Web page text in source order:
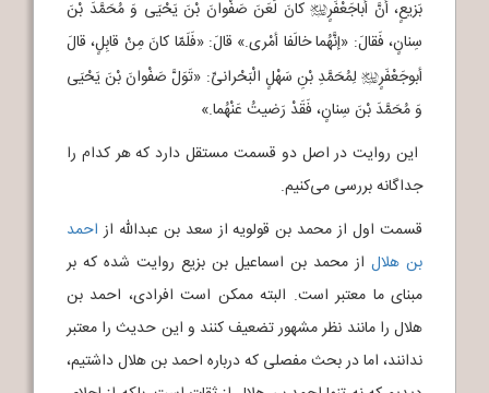
بَزیعٍ، أنَّ أباجَعْفَرٍj کانَ لَعَنَ صَفْوانَ بْنَ یَحْیَی وَ مُحَمَّدَ بْنَ
سِنانٍ، فَقالَ: «إنَّهُما خالَفا أمْری.» قالَ: «فَلَمّا کانَ مِنْ قابِلٍ، قالَ
أبوجَعْفَرٍj لِمُحَمَّدِ بْنِ سَهْلٍ الْبَحْرانیِّ: «تَوَلَّ صَفْوانَ بْنَ یَحْیَی
وَ مُحَمَّدَ بْنَ سِنانٍ، فَقَدْ رَضیتُ عَنْهُما.»
این روایت در اصل دو قسمت مستقل دارد که هر کدام را
جداگانه بررسی می‌کنیم.
قسمت اول از محمد بن قولویه از سعد بن عبدالله از احمد
بن هلال از محمد بن اسماعیل بن بزیع روایت شده که بر
مبنای ما معتبر است. البته ممکن است افرادی، احمد بن
هلال را مانند نظر مشهور تضعیف کنند و این حدیث را معتبر
ندانند، اما در بحث مفصلی که درباره احمد بن هلال داشتیم،